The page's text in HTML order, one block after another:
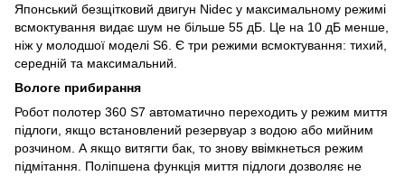
Японський безщітковий двигун Nidec у максимальному режимі
всмоктування видає шум не більше 55 дБ. Це на 10 дБ менше,
ніж у молодшої моделі S6. Є три режими всмоктування: тихий,
середній та максимальний.
Вологе прибирання
Робот полотер 360 S7 автоматично переходить у режим миття
підлоги, якщо встановлений резервуар з водою або мийним
розчином. А якщо витягти бак, то знову ввімкнеться режим
підмітання. Поліпшена функція миття підлоги дозволяє не